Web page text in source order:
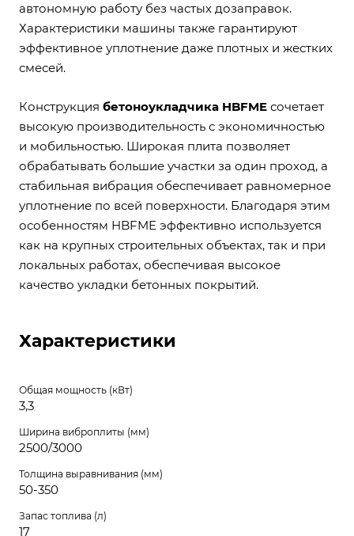
автономную работу без частых дозаправок.
Характеристики машины также гарантируют
эффективное уплотнение даже плотных и жестких
смесей.
Конструкция бетоноукладчика HBFME сочетает
высокую производительность с экономичностью
и мобильностью. Широкая плита позволяет
обрабатывать большие участки за один проход, а
стабильная вибрация обеспечивает равномерное
уплотнение по всей поверхности. Благодаря этим
особенностям HBFME эффективно используется
как на крупных строительных объектах, так и при
локальных работах, обеспечивая высокое
качество укладки бетонных покрытий.
Характеристики
Общая мощность (кВт)
3,3
Ширина виброплиты (мм)
2500/3000
Толщина выравнивания (мм)
50-350
Запас топлива (л)
17